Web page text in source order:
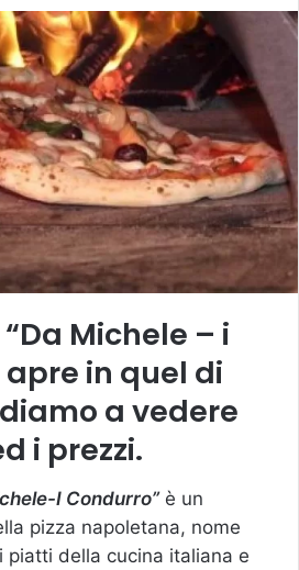
Michele – i
in quel di
a vedere
i prezzi.
I Condurro”è un
pizza napoletana, nome
piatti della cucina italiana e